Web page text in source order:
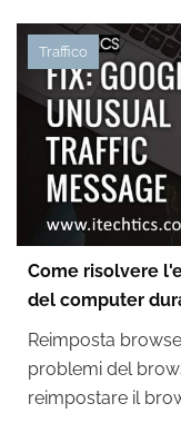
Traffico
Come risolvere
del computer
Reimposta
problemi del
reimpostare il